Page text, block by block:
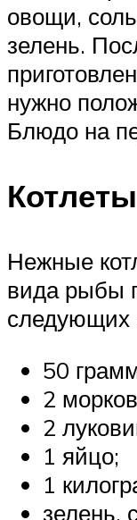
овощи,
зелень.
нужно
Блюдо на
Котлеты
Нежные
вида рыбы
следующих
50
2
2
1 яйцо;
1
зелень,